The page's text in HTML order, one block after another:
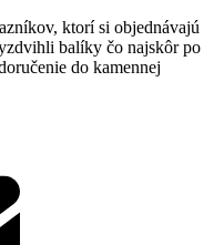
ktorí si objednávajú
balíky čo najskôr po
do kamennej